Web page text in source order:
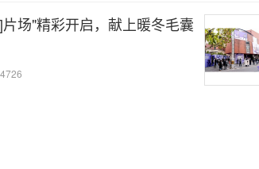
场"精彩开启，献上暖冬毛囊
4726